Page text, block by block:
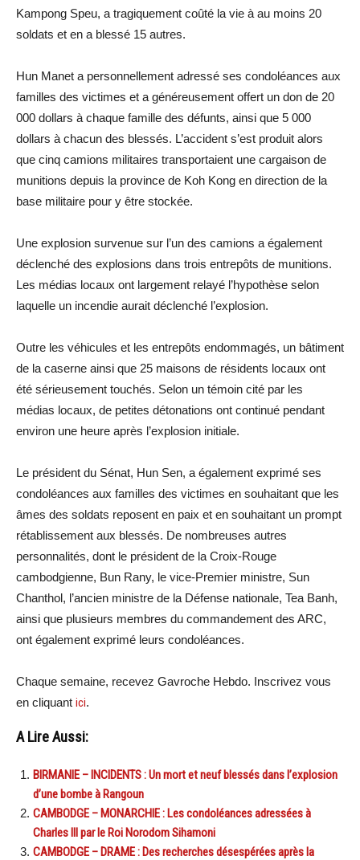
Kampong Speu, a tragiquement coûté la vie à au moins 20
soldats et en a blessé 15 autres.
Hun Manet a personnellement adressé ses condoléances aux
familles des victimes et a généreusement offert un don de 20
000 dollars à chaque famille des défunts, ainsi que 5 000
dollars à chacun des blessés. L’accident s’est produit alors
que cinq camions militaires transportaient une cargaison de
munitions depuis la province de Koh Kong en direction de la
base militaire pour y être stockée.
Une explosion survenue sur l’un des camions a également
déclenché des explosions dans trois entrepôts de munitions.
Les médias locaux ont largement relayé l’hypothèse selon
laquelle un incendie aurait déclenché l’explosion.
Outre les véhicules et les entrepôts endommagés, un bâtiment
de la caserne ainsi que 25 maisons de résidents locaux ont
été sérieusement touchés. Selon un témoin cité par les
médias locaux, de petites détonations ont continué pendant
environ une heure après l’explosion initiale.
Le président du Sénat, Hun Sen, a également exprimé ses
condoléances aux familles des victimes en souhaitant que les
âmes des soldats reposent en paix et en souhaitant un prompt
rétablissement aux blessés. De nombreuses autres
personnalités, dont le président de la Croix-Rouge
cambodgienne, Bun Rany, le vice-Premier ministre, Sun
Chanthol, l’ancien ministre de la Défense nationale, Tea Banh,
ainsi que plusieurs membres du commandement des ARC,
ont également exprimé leurs condoléances.
Chaque semaine, recevez Gavroche Hebdo. Inscrivez vous
en cliquant ici.
A Lire Aussi:
BIRMANIE – INCIDENTS : Un mort et neuf blessés dans l’explosion
d’une bombe à Rangoun
CAMBODGE – MONARCHIE : Les condoléances adressées à
Charles III par le Roi Norodom Sihamoni
CAMBODGE – DRAME : Des recherches désespérées après la